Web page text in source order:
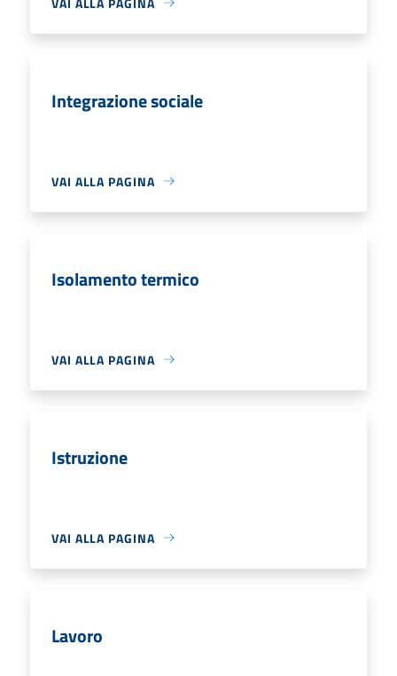
Integrazione sociale
VAI ALLA PAGINA
Isolamento termico
VAI ALLA PAGINA
Istruzione
VAI ALLA PAGINA
Lavoro